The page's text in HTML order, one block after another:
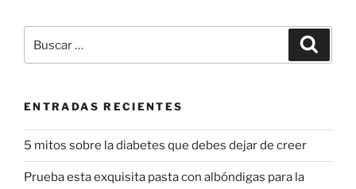
por:
ENTRADAS RECIENTES
5 mitos sobre la diabetes que debes dejar de creer
Prueba esta exquisita pasta con albóndigas para la